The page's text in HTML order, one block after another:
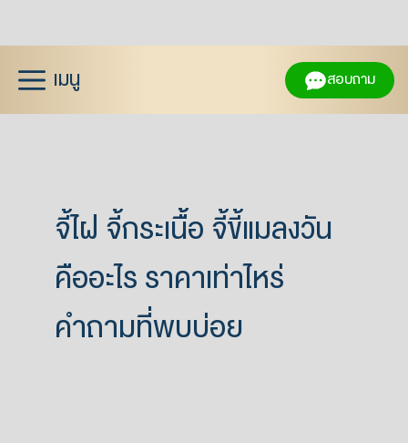
เมนู สอบถาม
จี้ไฝ จี้กระเนื้อ จี้ขี้แมลงวัน
คืออะไร ราคาเท่าไหร่
คำถามที่พบบ่อย